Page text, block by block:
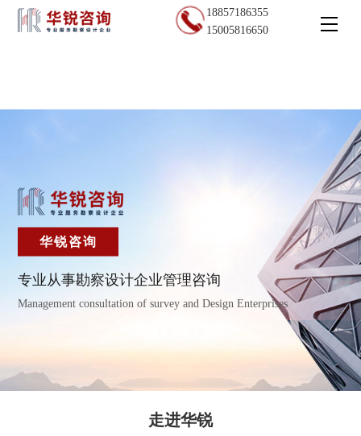
18857186355
15005816650
华锐咨询
专业从事勘察设计企业管理咨询
Management consultation of survey and Design Enterprises
走进华锐